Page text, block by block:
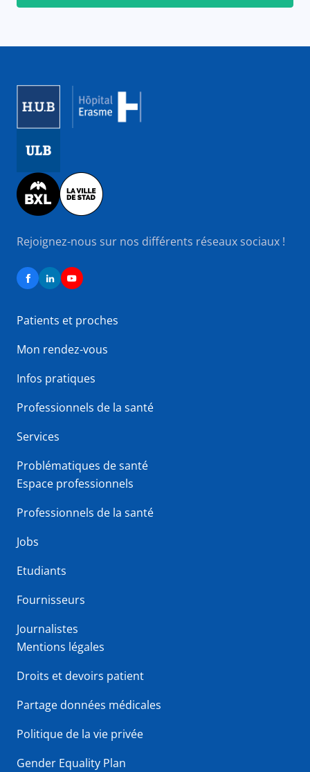
Image
Rejoignez-nous sur nos différents réseaux sociaux !
Patients et proches
Mon rendez-vous
Infos pratiques
Professionnels de la santé
Services
Problématiques de santé
Espace professionnels
Professionnels de la santé
Jobs
Etudiants
Fournisseurs
Journalistes
Mentions légales
Droits et devoirs patient
Partage données médicales
Politique de la vie privée
Gender Equality Plan